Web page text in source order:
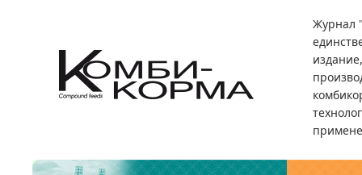
Журнал